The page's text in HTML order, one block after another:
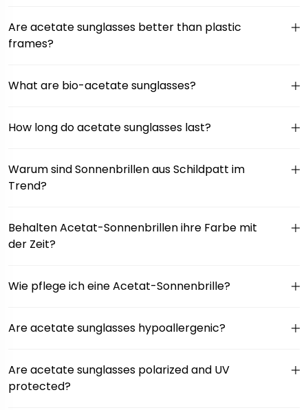
Are acetate sunglasses better than plastic
frames?
What are bio-acetate sunglasses?
How long do acetate sunglasses last?
Warum sind Sonnenbrillen aus Schildpatt im
Trend?
Behalten Acetat-Sonnenbrillen ihre Farbe mit
der Zeit?
Wie pflege ich eine Acetat-Sonnenbrille?
Are acetate sunglasses hypoallergenic?
Are acetate sunglasses polarized and UV
protected?